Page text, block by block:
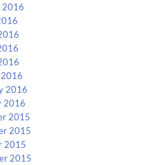
2016
2016
2016
2015
2015
2015
2015